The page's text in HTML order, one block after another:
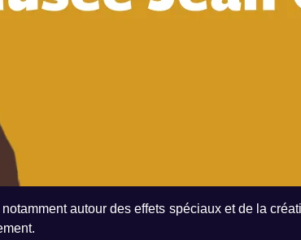
autour des effets spéciaux et de la